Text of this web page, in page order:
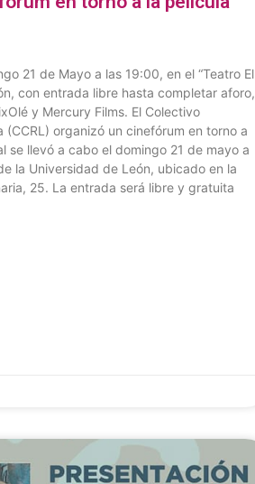
21 de Mayo a las 19:00, en el “Teatro El
con entrada libre hasta completar aforo,
y Mercury Films. El Colectivo
(CCRL) organizó un cinefórum en torno a
se llevó a cabo el domingo 21 de mayo a
la Universidad de León, ubicado en la
25. La entrada será libre y gratuita